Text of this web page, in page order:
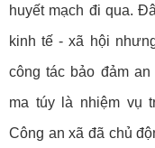
huyết mạch đi qua.
kinh tế - xã hội
công tác bảo đảm
ma túy là nhiệm vụ
Công an xã đã chủ